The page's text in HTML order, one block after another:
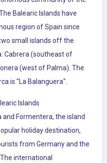
Balearic Islands have
region of Spain since
small islands off the
Cabrera (southeast of
(west of Palma). The
is "La Balanguera".
Islands
and Formentera, the island
holiday destination,
from Germany and the
international